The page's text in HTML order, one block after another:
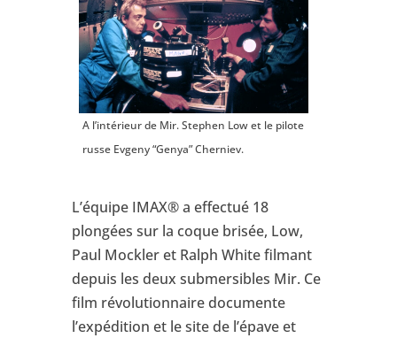
A l’intérieur de Mir. Stephen Low et le pilote
russe Evgeny “Genya” Cherniev.
L’équipe IMAX® a effectué 18
plongées sur la coque brisée, Low,
Paul Mockler et Ralph White filmant
depuis les deux submersibles Mir. Ce
film révolutionnaire documente
l’expédition et le site de l’épave et